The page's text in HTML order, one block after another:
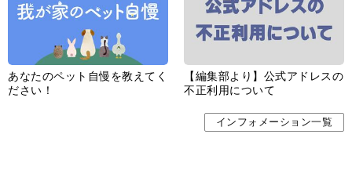
あなたのペット自慢を教えてく
ださい！
【編集部より】公式アドレスの
不正利用について
インフォメーション一覧